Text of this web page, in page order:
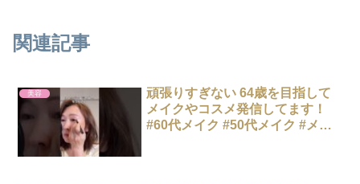
関連記事
美容
頑張りすぎない 64歳を目指して
メイクやコスメ発信してます！
#60代メイク #50代メイク #メイ